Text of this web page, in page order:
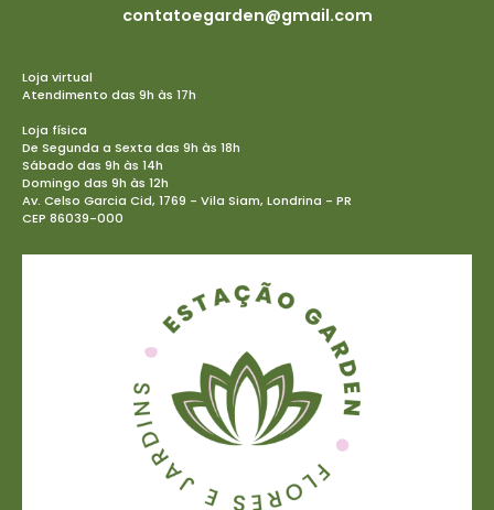
contatoegarden@gmail.com
Loja virtual
Atendimento das 9h às 17h
Loja física
De Segunda a Sexta das 9h às 18h
Sábado das 9h às 14h
Domingo das 9h às 12h
Av. Celso Garcia Cid, 1769 - Vila Siam, Londrina - PR
CEP 86039-000